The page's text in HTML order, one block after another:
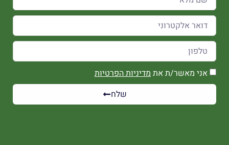
אני מאשר/ת את מדיניות הפרטיות
שלח